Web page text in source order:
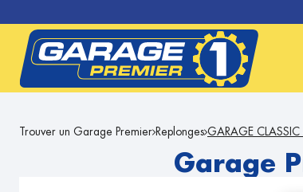
Trouver un Garage Premier Replonges GARAGE CLASSIC
Garage